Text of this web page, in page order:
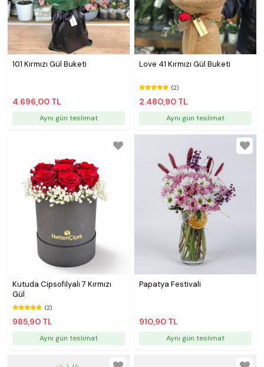
101 Kırmızı Gül Buketi
4.696,00 TL
Aynı gün teslimat
Love 41 Kırmızı Gül Buketi
(2)
2.480,90 TL
Aynı gün teslimat
Kutuda Cipsofilyalı 7 Kırmızı
Gül
(2)
985,90 TL
Aynı gün teslimat
Papatya Festivali
910,90 TL
Aynı gün teslimat